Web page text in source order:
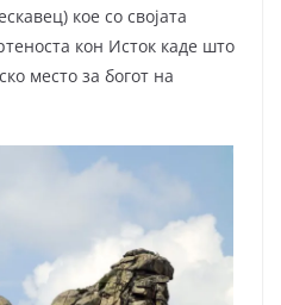
кое со својата
кон Исток каде што
место за богот на